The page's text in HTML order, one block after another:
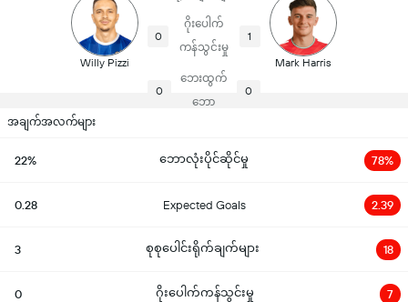
Willy Pizzi
0
ဂိုးပေါက်
ကန်သွင်းမှု
1
0
ဘေးထွက်
ဘော
0
Mark Harris
အချက်အလက်များ
22% ဘောလုံးပိုင်ဆိုင်မှု 78%
0.28 Expected Goals 2.39
3 စုစုပေါင်းရိုက်ချက်များ 18
0 ဂိုးပေါက်ကန်သွင်းမှု 7